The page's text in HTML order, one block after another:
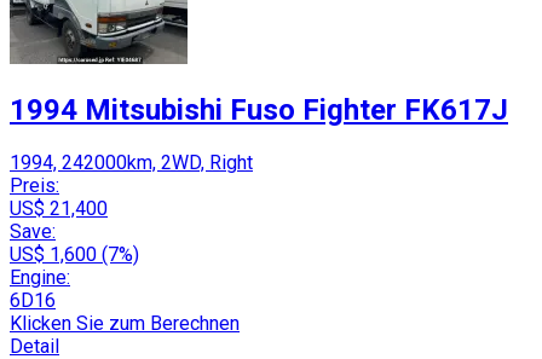
1994 Mitsubishi Fuso Fighter FK617J
1994, 242000km, 2WD, Right
Preis:
US$ 21,400
Save:
US$ 1,600 (7%)
Engine:
6D16
Klicken Sie zum Berechnen
Detail